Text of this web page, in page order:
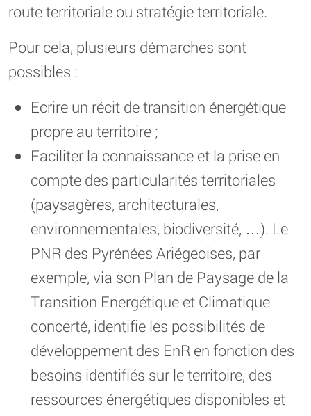
route territoriale ou stratégie territoriale.
Pour cela, plusieurs démarches sont
possibles :
Ecrire un récit de transition énergétique
propre au territoire ;
Faciliter la connaissance et la prise en
compte des particularités territoriales
(paysagères, architecturales,
environnementales, biodiversité, …). Le
PNR des Pyrénées Ariégeoises, par
exemple, via son Plan de Paysage de la
Transition Energétique et Climatique
concerté, identifie les possibilités de
développement des EnR en fonction des
besoins identifiés sur le territoire, des
ressources énergétiques disponibles et